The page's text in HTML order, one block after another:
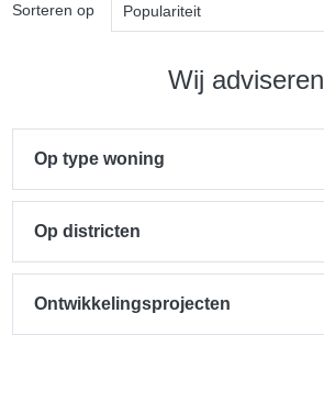
Sorteren op Populariteit
Wij adviseren
Op type woning
Op districten
Ontwikkelingsprojecten